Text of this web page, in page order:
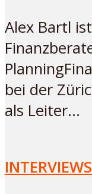
Alex Bartl
bei der
als Leiter...
INTERVIEWS